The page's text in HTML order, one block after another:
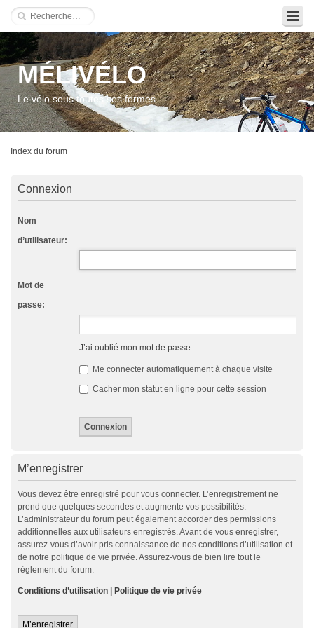
MÉLIVÉLO
Le vélo sous toutes ses formes
Index du forum
Connexion
Nom
d’utilisateur:
Mot de
passe:
J’ai oublié mon mot de passe
Me connecter automatiquement à chaque visite
Cacher mon statut en ligne pour cette session
M’enregistrer
Vous devez être enregistré pour vous connecter. L’enregistrement ne
prend que quelques secondes et augmente vos possibilités.
L’administrateur du forum peut également accorder des permissions
additionnelles aux utilisateurs enregistrés. Avant de vous enregistrer,
assurez-vous d’avoir pris connaissance de nos conditions d’utilisation et
de notre politique de vie privée. Assurez-vous de bien lire tout le
règlement du forum.
Conditions d’utilisation Politique de vie privée
M’enregistrer